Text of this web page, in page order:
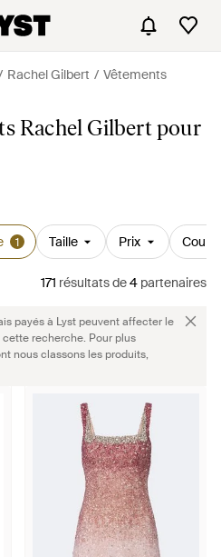
Rachel Gilbert
Vêtements
Rachel Gilbert pour
1 Taille Prix
171 résultatsde4 partenaires
payés à Lyst peuvent affecter le
recherche. Pour plus
nous classons les produits,